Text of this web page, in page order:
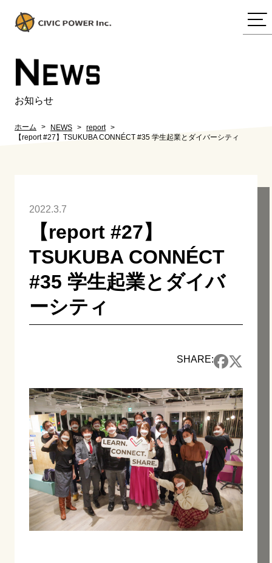
NEWS
お知らせ
ホーム NEWS
report
【report #27】TSUKUBA CONNÉCT #35 学生起業とダイバーシティ
2022.3.7
【report #27】
TSUKUBA CONNÉCT
#35 学生起業とダイバ
ーシティ
SHARE: